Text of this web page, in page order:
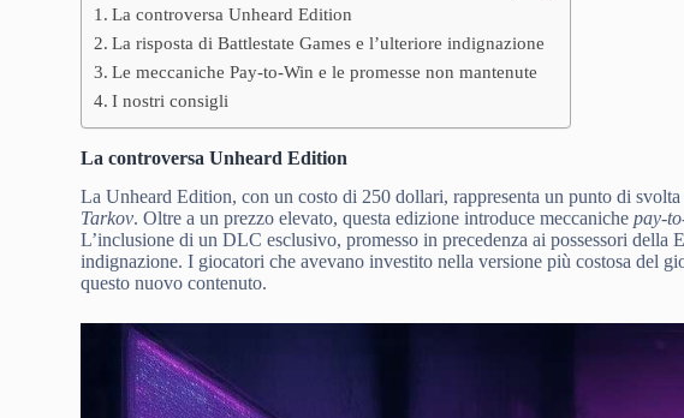
La controversa Unheard Edition
La risposta di Battlestate Games e l’ulteriore indignazione
Le meccaniche Pay-to-Win e le promesse non mantenute
I nostri consigli
La controversa Unheard Edition
La Unheard Edition, con un costo di 250 dollari, rappresenta un punto di
Tarkov. Oltre a un prezzo elevato, questa edizione introduce meccanichepay-
L’inclusione di un DLC esclusivo, promesso in precedenza ai possessori della
indignazione. I giocatori che avevano investito nella versione più costosa del
questo nuovo contenuto.